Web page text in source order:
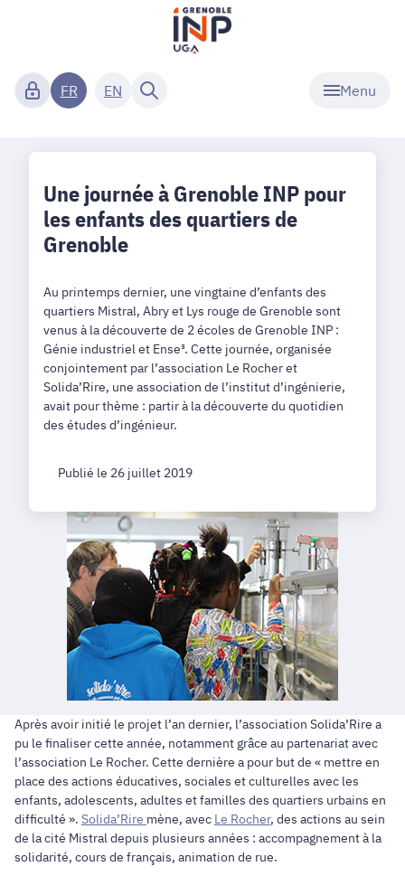
Menu
FR EN
Une journée à Grenoble INP pour
les enfants des quartiers de
Grenoble
Au printemps dernier, une vingtaine d’enfants des
quartiers Mistral, Abry et Lys rouge de Grenoble sont
venus à la découverte de 2 écoles de Grenoble INP :
Génie industriel et Ense³. Cette journée, organisée
conjointement par l’association Le Rocher et
Solida’Rire, une association de l’institut d’ingénierie,
avait pour thème : partir à la découverte du quotidien
des études d’ingénieur.
Publié le 26 juillet 2019
Après avoir initié le projet l’an dernier, l’association Solida’Rire a
pu le finaliser cette année, notamment grâce au partenariat avec
l’association Le Rocher. Cette dernière a pour but de « mettre en
place des actions éducatives, sociales et culturelles avec les
enfants, adolescents, adultes et familles des quartiers urbains en
difficulté ». Solida’Rire mène, avec Le Rocher, des actions au sein
de la cité Mistral depuis plusieurs années : accompagnement à la
solidarité, cours de français, animation de rue.